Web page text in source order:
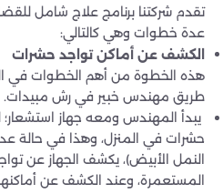
تقدم شركتنا برنامج علاج شامل
عدة خطوات وهي كالتالي:
الكشف عن أماكن تواجد حشرات
هذه الخطوة من أهم الخطوات في
طريق مهندس خبير في رش مبيدات.
يبدأ المهندس ومعه جهاز
حشرات في المنزل، وهذا في حالة
النمل الأبيض)، يكشف الجهاز عن
المستعمرة، وعند الكشف عن